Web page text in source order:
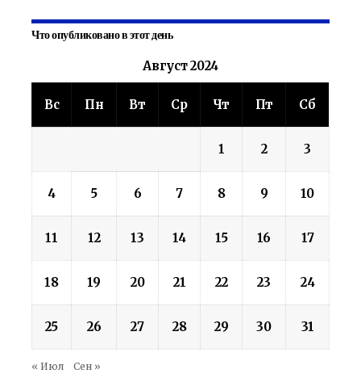
Что опубликовано в этот день
Август 2024
Вс Пн Вт Ср Чт Пт Сб
1 2 3
4 5 6 7 8 9 10
11 12 13 14 15 16 17
18 19 20 21 22 23 24
25 26 27 28 29 30 31
« Июл Сен »